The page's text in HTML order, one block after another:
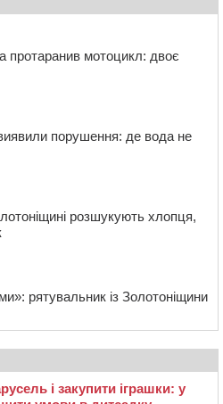
протаранив мотоцикл: двоє
порушення: де вода не
розшукують хлопця,
рятувальник із Золотоніщини
і закупити іграшки: у